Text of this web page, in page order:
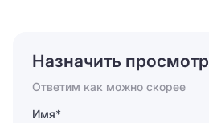
Назначить просмотр
Ответим как можно скорее
Имя*